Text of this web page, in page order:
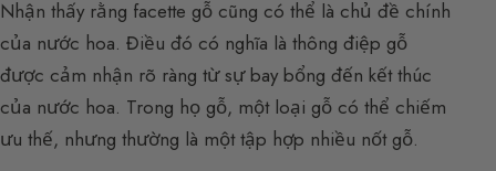
Nhận thấy rằng facette gỗ cũng có thể là chủ đề chính
của nước hoa. Điều đó có nghĩa là thông điệp gỗ
được cảm nhận rõ ràng từ sự bay bổng đến kết thúc
của nước hoa. Trong họ gỗ, một loại gỗ có thể chiếm
ưu thế, nhưng thường là một tập hợp nhiều nốt gỗ.